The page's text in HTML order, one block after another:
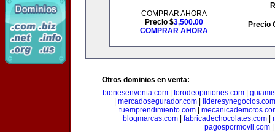
COMPRAR AHORA
Precio $3,500.00
COMPRAR AHORA
Precio
Otros dominios en venta:
bienesenventa.com
forodeopiniones.com
mercadosegurador.com
lideresynegocios.com
tuemprendimiento.com
blogmarcas.com
fabricadechocolates.com
pagospormovil.com|